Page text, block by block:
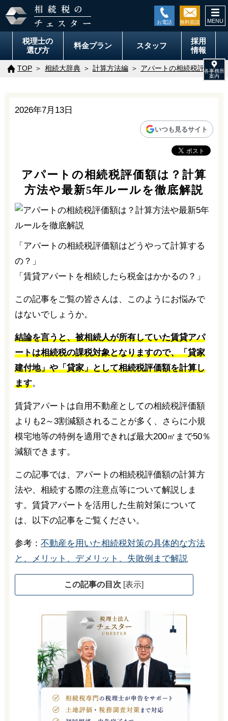
税理士の
選び方
料金プラン スタッフ
採用
情報
TOP 相続大辞典 計算方法編 アパートの相続税評価額
2026年7月13日
いつも見るサイト
アパートの相続税評価額は？計算
方法や最新5年ルールを徹底解説
「アパートの相続税評価額はどうやって計算する
の？」
「賃貸アパートを相続したら税金はかかるの？」
この記事をご覧の皆さんは、このようにお悩みで
はないでしょうか。
結論を言うと、被相続人が所有していた賃貸アパ
ートは相続税の課税対象となりますので、「貸家
建付地」や「貸家」として相続税評価額を計算し
ます。
賃貸アパートは自用不動産としての相続税評価額
よりも2～3割減額されることが多く、さらに小規
模宅地等の特例を適用できれば最大200㎡まで50％
減額できます。
この記事では、アパートの相続税評価額の計算方
法や、相続する際の注意点等について解説しま
す。賃貸アパートを活用した生前対策について
は、以下の記事をご覧ください。
参考： 不動産を用いた相続税対策の具体的な方法
と、メリット、デメリット、失敗例まで解説
この記事の目次 [表示]